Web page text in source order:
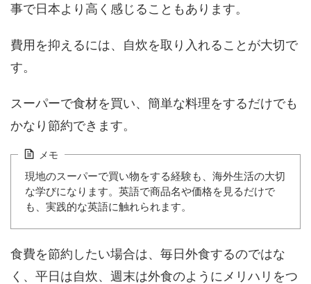
事で日本より高く感じることもあります。
費用を抑えるには、自炊を取り入れることが大切で
す。
スーパーで食材を買い、簡単な料理をするだけでも
かなり節約できます。
メモ
現地のスーパーで買い物をする経験も、海外生活の大切
な学びになります。英語で商品名や価格を見るだけで
も、実践的な英語に触れられます。
食費を節約したい場合は、毎日外食するのではな
く、平日は自炊、週末は外食のようにメリハリをつ